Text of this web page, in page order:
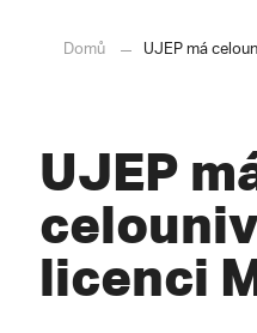
Domů UJEP má
UJEP
licenci